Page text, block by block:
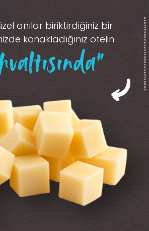
anılar biriktirdiğiniz bir
konakladığınız otelin